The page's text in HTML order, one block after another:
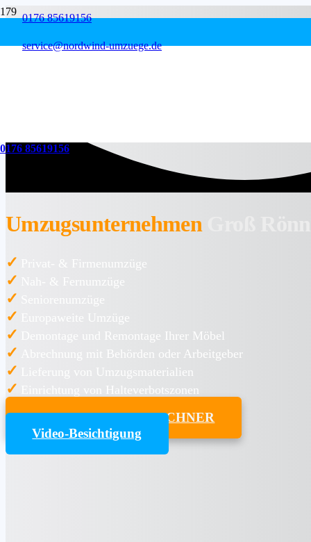
0176 85619156
service@nordwind-umzuege.de
0176 85619156
UmzugsunternehmenGroß
✓ Privat- & Firmenumzüge
✓ Nah- & Fernumzüge
✓ Seniorenumzüge
✓ Europaweite Umzüge
✓ Demontage und Remontage Ihrer Möbel
✓ Abrechnung mit Behörden oder Arbeitgeber
✓ Lieferung von Umzugsmaterialien
✓ Einrichtung von Halteverbotszonen
UMZUGSKOSTENRECHNER
Video-Besichtigung